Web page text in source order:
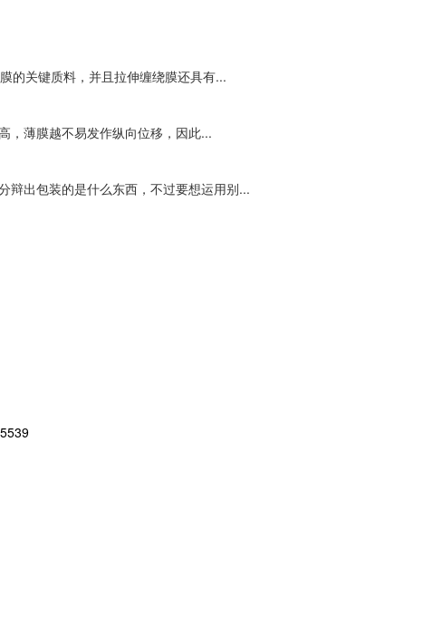
的关键质料，并且拉伸缠绕膜还具有...
，薄膜越不易发作纵向位移，因此...
辩出包装的是什么东西，不过要想运用别...